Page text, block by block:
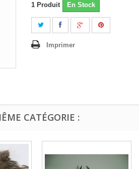
1 Produit En Stock
Imprimer
CATÉGORIE :